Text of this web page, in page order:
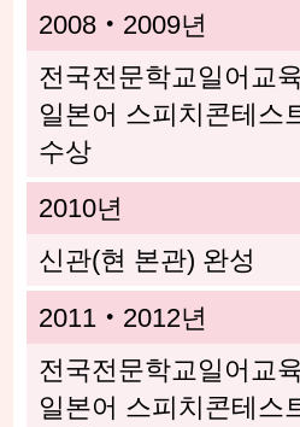
2008・2009년
전국전문학교일어교
일본어 스피치콘테스
수상
2010년
신관(현 본관) 완성
2011・2012년
전국전문학교일어교
일본어 스피치콘테스